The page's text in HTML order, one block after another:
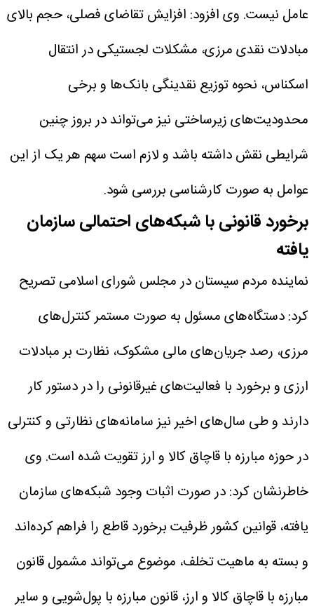
عامل نیست. وی افزود: افزایش تقاضای فصلی، حجم بالای
مبادلات نقدی مرزی، مشکلات لجستیکی در انتقال
اسکناس، نحوه توزیع نقدینگی بانک‌ها و برخی
محدودیت‌های زیرساختی نیز می‌تواند در بروز چنین
شرایطی نقش داشته باشد و لازم است سهم هر یک از این
عوامل به صورت کارشناسی بررسی شود.
برخورد قانونی با شبکه‌های احتمالی سازمان‌
یافته
نماینده مردم سیستان در مجلس شورای اسلامی تصریح
کرد: دستگاه‌های مسئول به صورت مستمر کنترل‌های
مرزی، رصد جریان‌های مالی مشکوک، نظارت بر مبادلات
ارزی و برخورد با فعالیت‌های غیرقانونی را در دستور کار
دارند و طی سال‌های اخیر نیز سامانه‌های نظارتی و کنترلی
در حوزه مبارزه با قاچاق کالا و ارز تقویت شده است. وی
خاطرنشان کرد: در صورت اثبات وجود شبکه‌های سازمان‌
یافته، قوانین کشور ظرفیت برخورد قاطع را فراهم کرده‌اند
و بسته به ماهیت تخلف، موضوع می‌تواند مشمول قانون
مبارزه با قاچاق کالا و ارز، قانون مبارزه با پول‌شویی و سایر